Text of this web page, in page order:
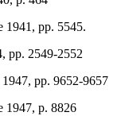
1941, pp. 5545.
pp. 2549-2552
pp. 9652-9657
1947, p. 8826